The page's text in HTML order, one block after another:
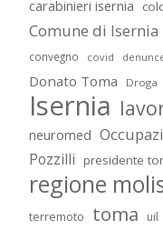
carabinieri isernia
Comune di Isernia
convegno covid
Donato Toma Droga
Isernia
neuromed
Pozzilli presidente
regione
terremoto toma uil